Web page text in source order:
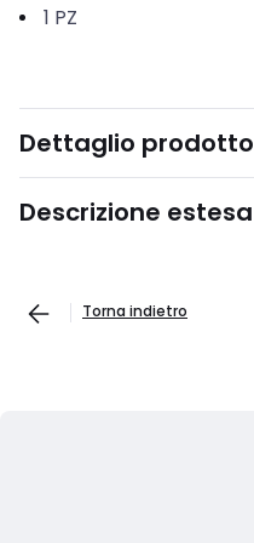
1 PZ
Dettaglio prodotto
Descrizione estesa
Torna indietro